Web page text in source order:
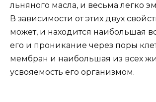
льняного масла, и весьма легко
В зависимости от этих двух
может, и находится наибольшая
его и проникание через поры
мембран и наибольшая из всех
усвояемость его организмом.